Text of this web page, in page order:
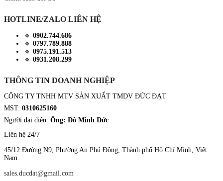
HOTLINE/ZALO LIÊN HỆ
🔹 0902.744.686
🔹 0797.789.888
🔹 0975.191.513
🔹 0931.208.299
THÔNG TIN DOANH NGHIỆP
CÔNG TY TNHH MTV SẢN XUẤT TMDV ĐỨC ĐẠT
MST: 0310625160
Người đại diện: Ông: Đỗ Minh Đức
Liên hệ 24/7
45/12 Đường N9, Phường An Phú Đông, Thành phố Hồ Chí Minh, Việt
Nam
sales.ducdat@gmail.com